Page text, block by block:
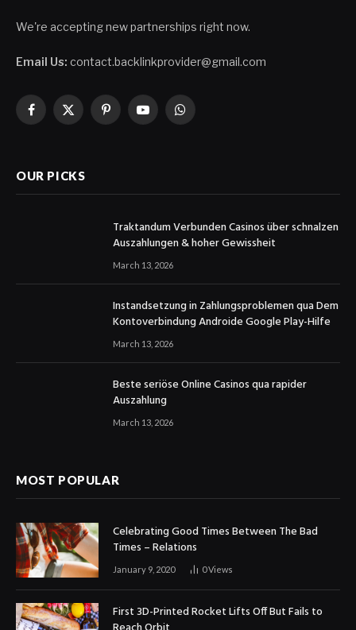
We're accepting new partnerships right now.
Email Us: contact.backlinkprovider@gmail.com
Facebook
X
PinterestYouTubeWhatsApp
OUR PICKS
Traktandum Verbunden Casinos über schnalzen
Auszahlungen & hoher Gewissheit
March 13, 2026
Instandsetzung in Zahlungsproblemen qua Dem
Kontoverbindung Androide Google Play-Hilfe
March 13, 2026
Beste seriöse Online Casinos qua rapider
Auszahlung
March 13, 2026
MOST POPULAR
Celebrating Good Times Between The Bad
Times – Relations
January 9, 2020 0Views
First 3D-Printed Rocket Lifts Off But Fails to